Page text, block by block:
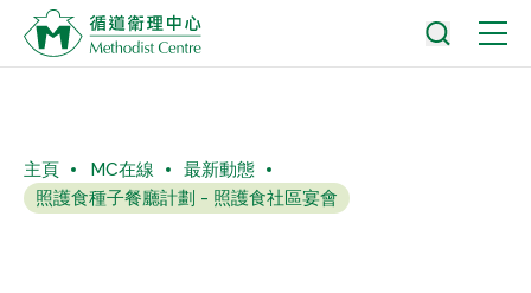
主頁 MC在線
最新動態
照護食種子餐廳計劃 - 照護食社區宴會